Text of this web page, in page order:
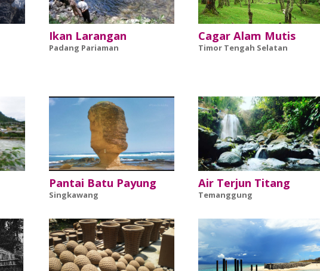
Ikan Larangan
Padang Pariaman
Cagar Alam Mutis
Timor Tengah Selatan
Pantai Batu Payung
Singkawang
Air Terjun Titang
Temanggung